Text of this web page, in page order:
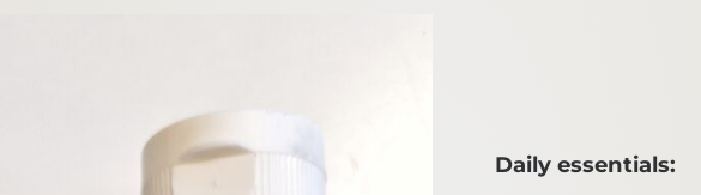
Daily essentials: